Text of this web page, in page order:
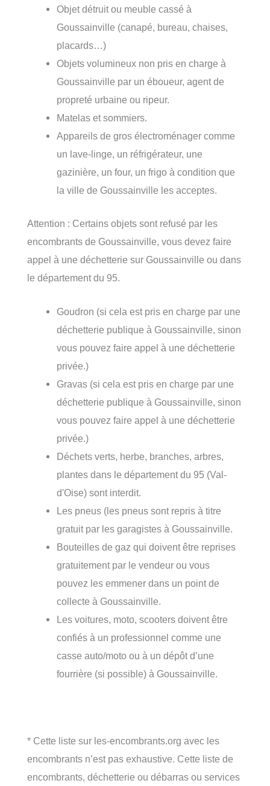
Objet détruit ou meuble cassé à
Goussainville (canapé, bureau, chaises,
placards…)
Objets volumineux non pris en charge à
Goussainville par un éboueur, agent de
propreté urbaine ou ripeur.
Matelas et sommiers.
Appareils de gros électroménager comme
un lave-linge, un réfrigérateur, une
gazinière, un four, un frigo à condition que
la ville de Goussainville les acceptes.
Attention : Certains objets sont refusé par les
encombrants de Goussainville, vous devez faire
appel à une déchetterie sur Goussainville ou dans
le département du 95.
Goudron (si cela est pris en charge par une
déchetterie publique à Goussainville, sinon
vous pouvez faire appel à une déchetterie
privée.)
Gravas (si cela est pris en charge par une
déchetterie publique à Goussainville, sinon
vous pouvez faire appel à une déchetterie
privée.)
Déchets verts, herbe, branches, arbres,
plantes dans le département du 95 (Val-
d'Oise) sont interdit.
Les pneus (les pneus sont repris à titre
gratuit par les garagistes à Goussainville.
Bouteilles de gaz qui doivent être reprises
gratuitement par le vendeur ou vous
pouvez les emmener dans un point de
collecte à Goussainville.
Les voitures, moto, scooters doivent être
confiés à un professionnel comme une
casse auto/moto ou à un dépôt d’une
fourrière (si possible) à Goussainville.
* Cette liste sur les-encombrants.org avec les
encombrants n’est pas exhaustive. Cette liste de
encombrants, déchetterie ou débarras ou services